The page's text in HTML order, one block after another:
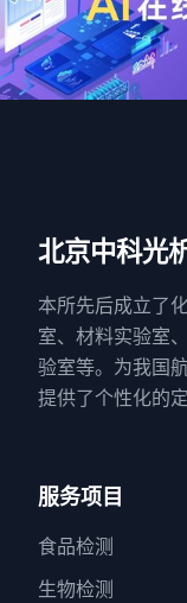
北京中科光
本所先后成立了
室、材料实验室
验室等。为我国
提供了个性化的
服务项目
食品检测
生物检测